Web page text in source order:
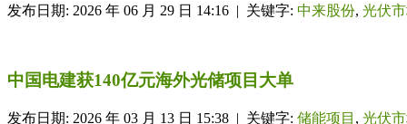
发布日期: 2026 年 06 月 29 日 14:16 | 关键字: 中来股份, 光伏
中国电建获140亿元海外光储项目大单
发布日期: 2026 年 03 月 13 日 15:38 | 关键字: 储能项目 , 光伏